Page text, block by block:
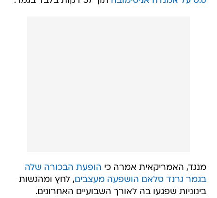
מנגד, האמריקאית אמרה כי הופעת הבכורה שלה
בגמר גרנד סלאם הושפעה מעצבים, לחץ ומהגשות
בינוניות שפגעו בה לאורך השבועיים האחרונים.